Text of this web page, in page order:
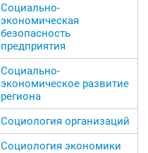
Социально-
экономическая
безопасность
предприятия
Социально-
экономическое развитие
региона
Социология организаций
Социология экономики